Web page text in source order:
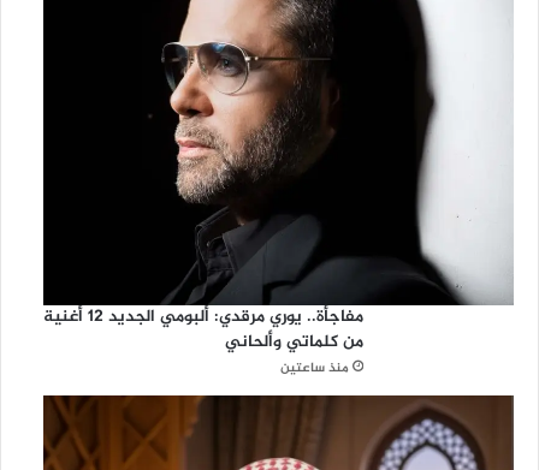
مفاجأة.. يوري مرقدي: ألبومي الجديد 12 أغنية
من كلماتي وألحاني
منذ ساعتين